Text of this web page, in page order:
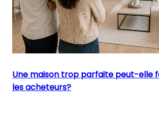
Une maison trop parfaite peut-elle
les acheteurs?